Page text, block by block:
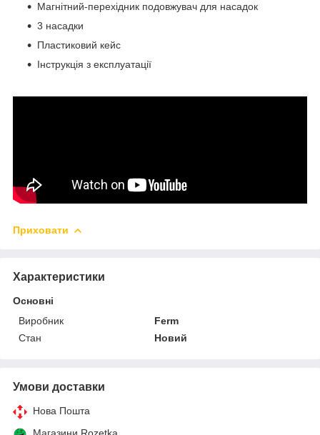
Магнітний-перехідник подовжувач для насадок
3 насадки
Пластиковий кейс
Інструкція з експлуатації
Приховати
Характеристики
Основні
Виробник
Ferm
Стан
Новий
Умови доставки
Нова Пошта
Магазини Rozetka